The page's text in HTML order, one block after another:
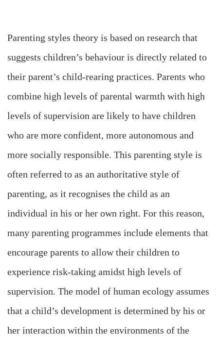
Parenting styles theory is based on research that
suggests children’s behaviour is directly related to
their parent’s child-rearing practices. Parents who
combine high levels of parental warmth with high
levels of supervision are likely to have children
who are more confident, more autonomous and
more socially responsible. This parenting style is
often referred to as an authoritative style of
parenting, as it recognises the child as an
individual in his or her own right. For this reason,
many parenting programmes include elements that
encourage parents to allow their children to
experience risk-taking amidst high levels of
supervision. The model of human ecology assumes
that a child’s development is determined by his or
her interaction within the environments of the